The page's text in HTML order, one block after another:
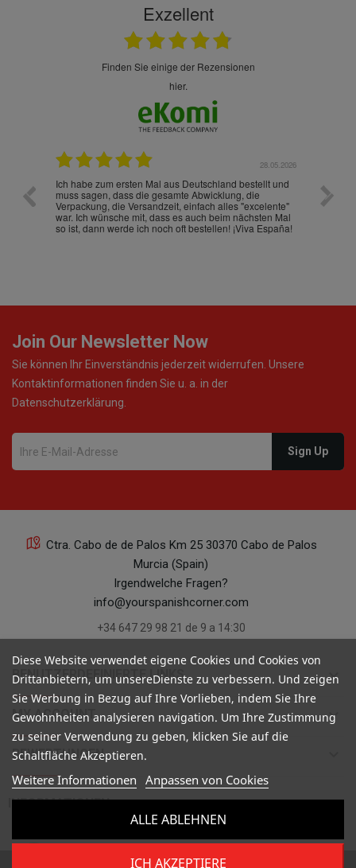
Exzellent
finden Sie einige der Rezensionen
hier.
28.05.2026
Ich habe zum ersten Mal aus Deutschland bestellt und
muss sagen, dass die gesamte Abwicklung, die
Verpackung, die Versandzeit, einfach alles "excelente"
war. Ich wünsche mit, dass es auch beim nächsten Mal
so ist, dann werde ich noch oft bestellen! ¡Viva España!
Die
gut
ist
Join Our Newsletter Now
Sie können Ihr Einverständnis jederzeit widerrufen. Unsere
Kontaktinformationen finden Sie u. a. in der
Datenschutzerklärung.
Ctra. Cabo de de Palos Km 25 30370 Cabo de Palos
Murcia (Spain)
Irgendwelche Fragen?
info@yourspanishcorner.com
+34 647 29 98 21 de 9 a 14:30
BENUTZERDEFINIERTE LINKS keyboard_arrow_down
MY ACCOUNT keyboard_arrow_down
BEWERTUNGEN
INFORMATIONEN 
Diese Website verwendet eigene Cookies und Cookies von
Drittanbietern, um unsereDienste zu verbessern. Und zeigen
Sie Werbung in Bezug auf Ihre Vorlieben, indem Sie Ihre
Gewohnheiten analysieren navigation. Um Ihre Zustimmung
zu seiner Verwendung zu geben, klicken Sie auf die
Schaltfläche Akzeptieren.
Weitere Informationen Anpassen von Cookies
ALLE ABLEHNEN
ICH AKZEPTIERE